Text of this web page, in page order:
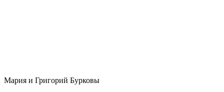
Мария и Григорий Бурковы